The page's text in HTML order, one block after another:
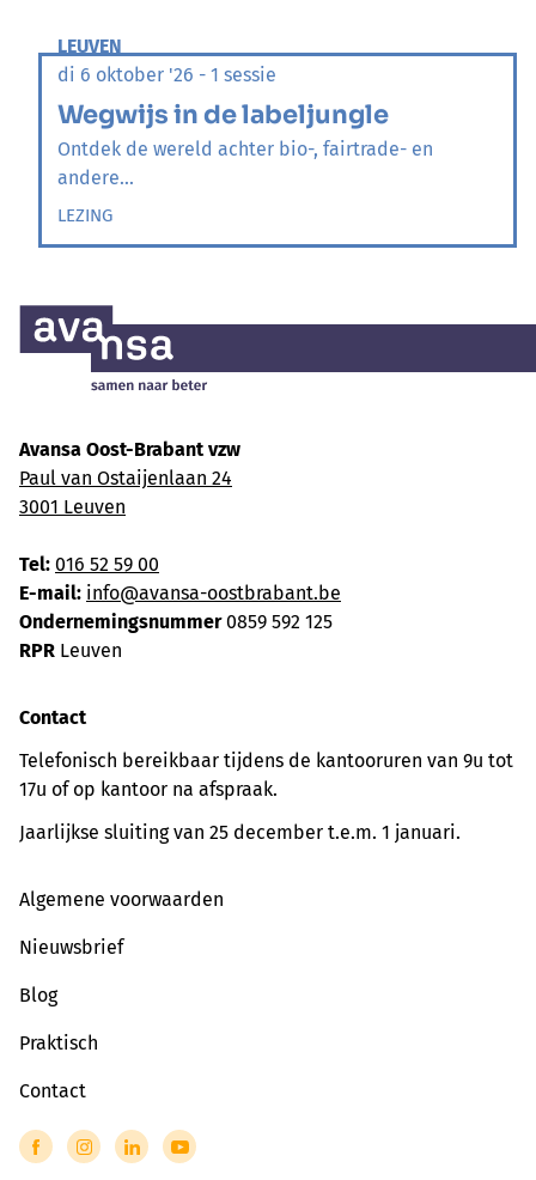
LEUVEN
di 6 oktober '26 - 1 sessie
Wegwijs in de labeljungle
Ontdek de wereld achter bio-, fairtrade- en
andere...
LEZING
Avansa Oost-Brabant vzw
Paul van Ostaijenlaan 24
3001 Leuven
Tel: 016 52 59 00
E-mail: info@avansa-oostbrabant.be
Ondernemingsnummer0859 592 125
RPR Leuven
Contact
Telefonisch bereikbaar tijdens de kantooruren van 9u tot
17u of op kantoor na afspraak.
Jaarlijkse sluiting van 25 december t.e.m. 1 januari.
Algemene voorwaarden
Nieuwsbrief
Blog
Praktisch
Contact